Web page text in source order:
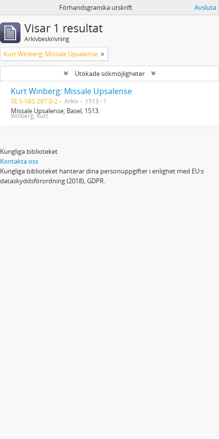
Förhandsgranska utskrift Avsluta
Visar 1 resultat
Arkivbeskrivning
Kurt Winberg: Missale Upsalense
Utökade sökmöjligheter
Kurt Winberg: Missale Upsalense
SE S-SBS 297 D 2 Arkiv 1513 - ?
Missale Upsalense, Basel, 1513.
Winberg, Kurt
Kungliga biblioteket
Kontakta oss
Kungliga biblioteket hanterar dina personuppgifter i enlighet med EU:s
dataskyddsförordning (2018), GDPR.